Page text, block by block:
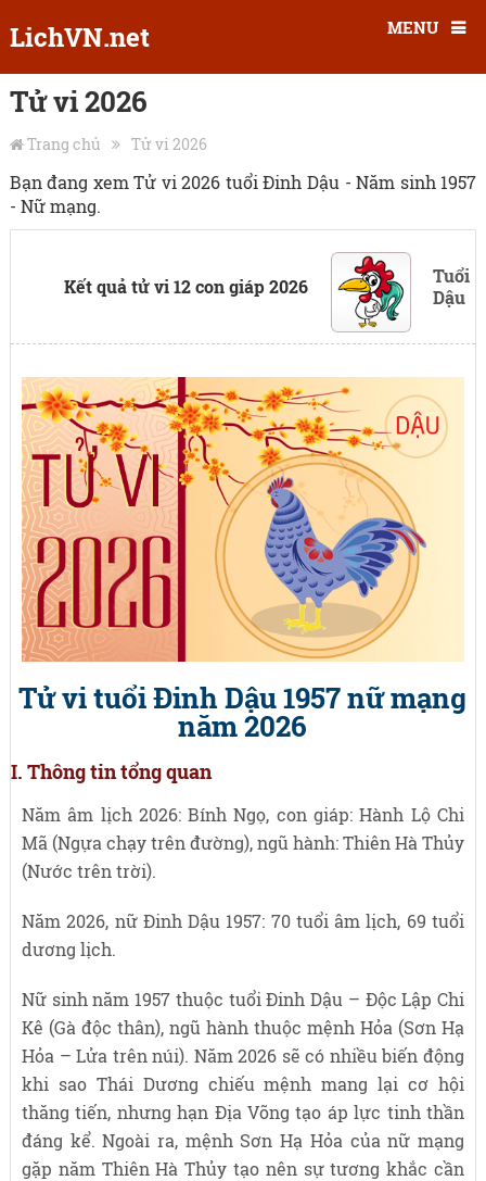
LichVN.net MENU
Tử vi 2026
Trang chủ Tử vi 2026
Bạn đang xem Tử vi 2026 tuổi Đinh Dậu - Năm sinh 1957
- Nữ mạng.
Kết quả tử vi 12 con giáp 2026
Tuổi
Dậu
Tử vi tuổi Đinh Dậu 1957 nữ mạng
năm 2026
I. Thông tin tổng quan
Năm âm lịch 2026: Bính Ngọ, con giáp: Hành Lộ Chi
Mã (Ngựa chạy trên đường), ngũ hành: Thiên Hà Thủy
(Nước trên trời).
Năm 2026, nữ Đinh Dậu 1957: 70 tuổi âm lịch, 69 tuổi
dương lịch.
Nữ sinh năm 1957 thuộc tuổi Đinh Dậu – Độc Lập Chi
Kê (Gà độc thân), ngũ hành thuộc mệnh Hỏa (Sơn Hạ
Hỏa – Lửa trên núi). Năm 2026 sẽ có nhiều biến động
khi sao Thái Dương chiếu mệnh mang lại cơ hội
thăng tiến, nhưng hạn Địa Võng tạo áp lực tinh thần
đáng kể. Ngoài ra, mệnh Sơn Hạ Hỏa của nữ mạng
gặp năm Thiên Hà Thủy tạo nên sự tương khắc cần